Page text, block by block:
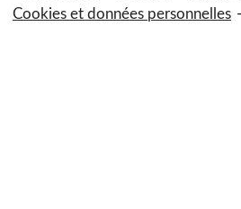
Cookies et données personnelles